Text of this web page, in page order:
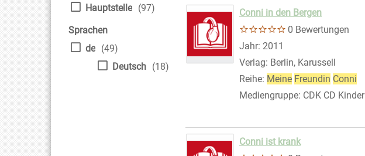
Hauptstelle (97)
Sprachen
de (49)
Deutsch (18)
Conni in den Bergen
0 Bewertungen
Suche nach diesem Verfasser
Jahr: 2011
Verlag: Berlin, Karussell
Reihe: Meine Freundin Conni
Mediengruppe: CDK CD Kinder
Conni ist krank